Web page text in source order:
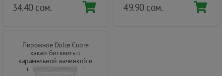
34.40 сом. 49.90 сом.
Пирожное Dolce Cuore
какао-бисквиты с
карамельной начинкой и
щепоткой соли 60 г